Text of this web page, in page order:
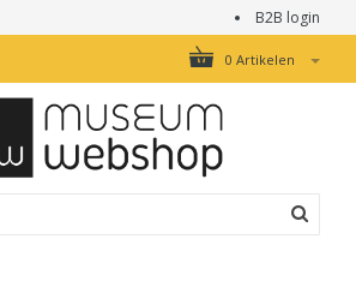
B2B login
0 Artikelen